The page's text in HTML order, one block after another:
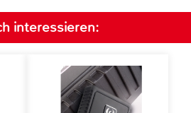
interessieren: